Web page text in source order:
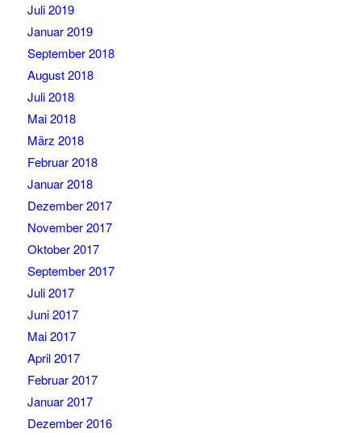
Juli 2019
Januar 2019
September 2018
August 2018
Juli 2018
Mai 2018
März 2018
Februar 2018
Januar 2018
Dezember 2017
November 2017
Oktober 2017
September 2017
Juli 2017
Juni 2017
Mai 2017
April 2017
Februar 2017
Januar 2017
Dezember 2016